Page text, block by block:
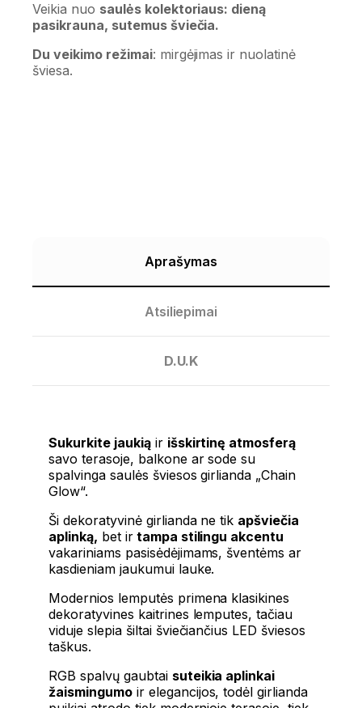
Veikia nuo saulės kolektoriaus: dieną
pasikrauna, sutemus šviečia.
Du veikimo režimai: mirgėjimas ir nuolatinė
šviesa.
Aprašymas
Atsiliepimai
D.U.K
Sukurkite jaukiąir išskirtinę atmosferą
savo terasoje, balkone ar sode su
spalvinga saulės šviesos girlianda „Chain
Glow“.
Ši dekoratyvinė girlianda ne tik apšviečia
aplinką, bet irtampa stilingu akcentu
vakariniams pasisėdėjimams, šventėms ar
kasdieniam jaukumui lauke.
Modernios lemputės primena klasikines
dekoratyvines kaitrines lemputes, tačiau
viduje slepia šiltai šviečiančius LED šviesos
taškus.
RGB spalvų gaubtai suteikia aplinkai
žaismingumoir elegancijos, todėl girlianda